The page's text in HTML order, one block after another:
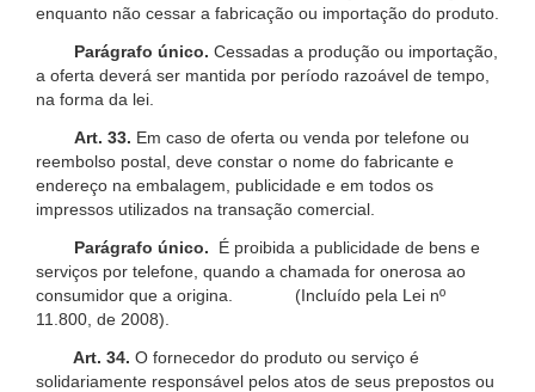
enquanto não cessar a fabricação ou importação do produto.
Parágrafo único. Cessadas a produção ou importação,
a oferta deverá ser mantida por período razoável de tempo,
na forma da lei.
Art. 33. Em caso de oferta ou venda por telefone ou
reembolso postal, deve constar o nome do fabricante e
endereço na embalagem, publicidade e em todos os
impressos utilizados na transação comercial.
Parágrafo único.
É proibida a publicidade de bens e
serviços por telefone, quando a chamada for onerosa ao
consumidor que a origina. (Incluído pela Lei nº
11.800, de 2008).
Art. 34. O fornecedor do produto ou serviço é
solidariamente responsável pelos atos de seus prepostos ou